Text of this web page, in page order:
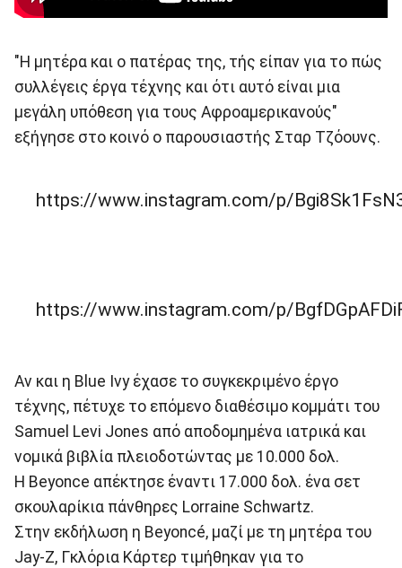
"Η μητέρα και ο πατέρας της, τής είπαν για το πώς
συλλέγεις έργα τέχνης και ότι αυτό είναι μια
μεγάλη υπόθεση για τους Αφροαμερικανούς"
εξήγησε στο κοινό ο παρουσιαστής Σταρ Τζόουνς.
https://www.instagram.com/p/
https://www.instagram.com/p/
Αν και η Blue Ivy έχασε το συγκεκριμένο έργο
τέχνης, πέτυχε το επόμενο διαθέσιμο κομμάτι του
Samuel Levi Jones από αποδομημένα ιατρικά και
νομικά βιβλία πλειοδοτώντας με 10.000 δολ.
Η Beyonce απέκτησε έναντι 17.000 δολ. ένα σετ
σκουλαρίκια πάνθηρες Lorraine Schwartz.
Στην εκδήλωση η Beyoncé, μαζί με τη μητέρα του
Jay-Z, Γκλόρια Κάρτερ τιμήθηκαν για το